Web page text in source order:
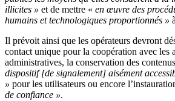
illicites » et de mettre « en œuvre des
humains et technologiques proportionnés »
Il prévoit ainsi que les opérateurs devront
contact unique pour la coopération avec les
administratives, la conservation des
dispositif [de signalement] aisément
» pour les utilisateurs ou encore
de confiance ».